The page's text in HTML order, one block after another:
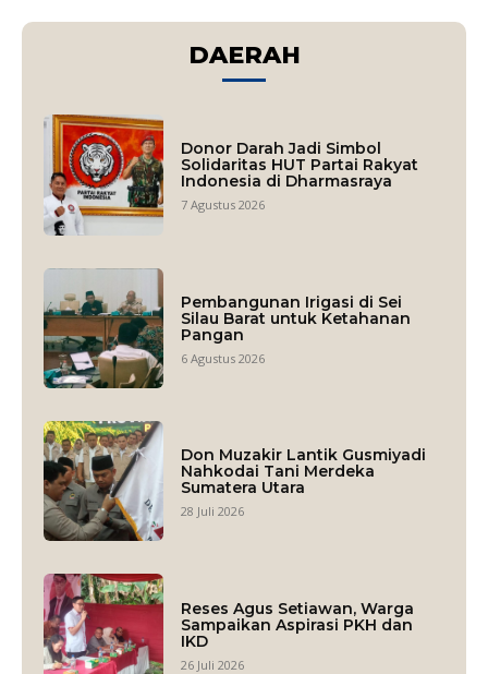
DAERAH
Donor Darah Jadi Simbol
Solidaritas HUT Partai Rakyat
Indonesia di Dharmasraya
7 Agustus 2026
Pembangunan Irigasi di Sei
Silau Barat untuk Ketahanan
Pangan
6 Agustus 2026
Don Muzakir Lantik Gusmiyadi
Nahkodai Tani Merdeka
Sumatera Utara
28 Juli 2026
Reses Agus Setiawan, Warga
Sampaikan Aspirasi PKH dan
IKD
26 Juli 2026